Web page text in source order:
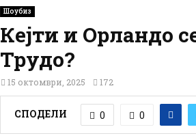
Шоубиз
Кејти и Орландо
Трудо?
15 октомври, 2025 172
СПОДЕЛИ 0 0